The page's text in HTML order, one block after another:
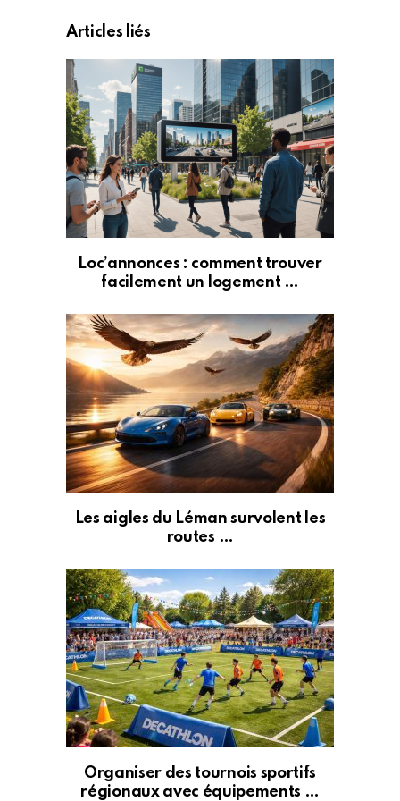
Articles liés
Loc’annonces : comment trouver
facilement un logement …
Les aigles du Léman survolent les
routes …
Organiser des tournois sportifs
régionaux avec équipements …